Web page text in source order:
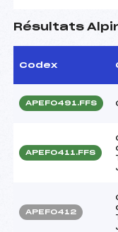
Résultats
Codex
APEF0491.FFS
APEF0411.FFS
APEF0412